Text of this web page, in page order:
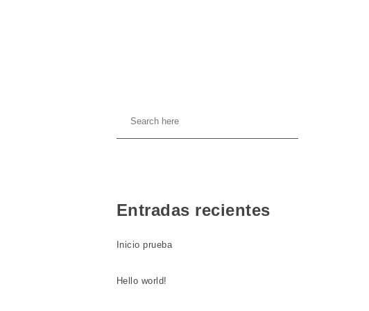
Entradas recientes
Inicio prueba
Hello world!